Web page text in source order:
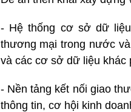
- Hệ thống cơ sở dữ
thương mại trong nước
và các cơ sở dữ liệu khác
- Nền tảng kết nối giao
thông tin, cơ hội kinh